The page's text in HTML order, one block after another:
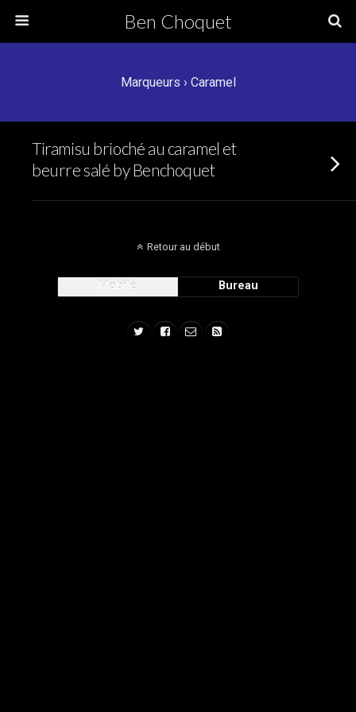
Ben Choquet
Marqueurs › Caramel
Tiramisu brioché au caramel et
beurre salé by Benchoquet
Retour au début
Mobile Bureau